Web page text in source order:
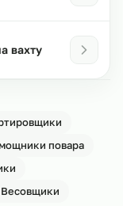
вахту
повара
Весовщики